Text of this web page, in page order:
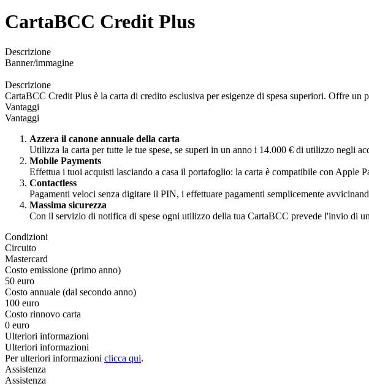
CartaBCC Credit Plus
Descrizione
Banner/immagine
Descrizione
CartaBCC Credit Plus è la carta di credito esclusiva per esigenze di spesa superiori. Offre un
Vantaggi
Vantaggi
Azzera il canone annuale della carta
Utilizza la carta per tutte le tue spese, se superi in un anno i 14.000 € di utilizzo negli
Mobile Payments
Effettua i tuoi acquisti lasciando a casa il portafoglio: la carta è compatibile con Apple
Contactless
Pagamenti veloci senza digitare il PIN, i effettuare pagamenti semplicemente
Massima sicurezza
Con il servizio di notifica di spese ogni utilizzo della tua CartaBCC prevede l'invio di
Condizioni
Circuito
Mastercard
Costo emissione (primo anno)
50 euro
Costo annuale (dal secondo anno)
100 euro
Costo rinnovo carta
0 euro
Ulteriori informazioni
Ulteriori informazioni
Per ulteriori informazioni clicca qui.
Assistenza
Assistenza